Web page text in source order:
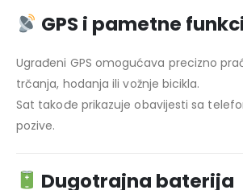
GPS i pametne
Ugrađeni GPS omogućava precizno
trčanja, hodanja ili vožnje bicikla.
Sat takođe prikazuje obavijesti sa
pozive.
Dugotrajna baterija